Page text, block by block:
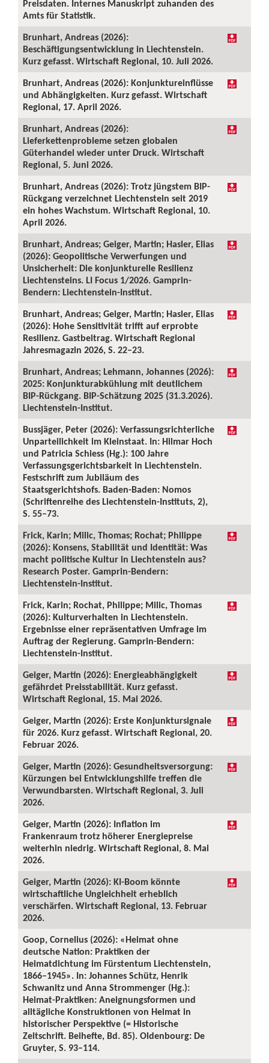
Preisdaten. Internes Manuskript zuhanden des
Amts für Statistik.
Brunhart, Andreas (2026):
Beschäftigungsentwicklung in Liechtenstein.
Kurz gefasst. Wirtschaft Regional, 10. Juli 2026.
Brunhart, Andreas (2026): Konjunktureinflüsse
und Abhängigkeiten. Kurz gefasst. Wirtschaft
Regional, 17. April 2026.
Brunhart, Andreas (2026):
Lieferkettenprobleme setzen globalen
Güterhandel wieder unter Druck. Wirtschaft
Regional, 5. Juni 2026.
Brunhart, Andreas (2026): Trotz jüngstem BIP-
Rückgang verzeichnet Liechtenstein seit 2019
ein hohes Wachstum. Wirtschaft Regional, 10.
April 2026.
Brunhart, Andreas; Geiger, Martin; Hasler, Elias
(2026): Geopolitische Verwerfungen und
Unsicherheit: Die konjunkturelle Resilienz
Liechtensteins. LI Focus 1/2026. Gamprin-
Bendern: Liechtenstein-Institut.
Brunhart, Andreas; Geiger, Martin; Hasler, Elias
(2026): Hohe Sensitivität trifft auf erprobte
Resilienz. Gastbeitrag. Wirtschaft Regional
Jahresmagazin 2026, S. 22–23.
Brunhart, Andreas; Lehmann, Johannes (2026):
2025: Konjunkturabkühlung mit deutlichem
BIP-Rückgang. BIP-Schätzung 2025 (31.3.2026).
Liechtenstein-Institut.
Bussjäger, Peter (2026): Verfassungsrichterliche
Unparteilichkeit im Kleinstaat. In: Hilmar Hoch
und Patricia Schiess (Hg.): 100 Jahre
Verfassungsgerichtsbarkeit in Liechtenstein.
Festschrift zum Jubiläum des
Staatsgerichtshofs. Baden-Baden: Nomos
(Schriftenreihe des Liechtenstein-Instituts, 2),
S. 55–73.
Frick, Karin; Milic, Thomas; Rochat; Philippe
(2026): Konsens, Stabilität und Identität: Was
macht politische Kultur in Liechtenstein aus?
Research Poster. Gamprin-Bendern:
Liechtenstein-Institut.
Frick, Karin; Rochat, Philippe; Milic, Thomas
(2026): Kulturverhalten in Liechtenstein.
Ergebnisse einer repräsentativen Umfrage im
Auftrag der Regierung. Gamprin-Bendern:
Liechtenstein-Institut.
Geiger, Martin (2026): Energieabhängigkeit
gefährdet Preisstabilität. Kurz gefasst.
Wirtschaft Regional, 15. Mai 2026.
Geiger, Martin (2026): Erste Konjunktursignale
für 2026. Kurz gefasst. Wirtschaft Regional, 20.
Februar 2026.
Geiger, Martin (2026): Gesundheitsversorgung:
Kürzungen bei Entwicklungshilfe treffen die
Verwundbarsten. Wirtschaft Regional, 3. Juli
2026.
Geiger, Martin (2026): Inflation im
Frankenraum trotz höherer Energiepreise
weiterhin niedrig. Wirtschaft Regional, 8. Mai
2026.
Geiger, Martin (2026): KI-Boom könnte
wirtschaftliche Ungleichheit erheblich
verschärfen. Wirtschaft Regional, 13. Februar
2026.
Goop, Cornelius (2026): «Heimat ohne
deutsche Nation: Praktiken der
Heimatdichtung im Fürstentum Liechtenstein,
1866–1945». In: Johannes Schütz, Henrik
Schwanitz und Anna Strommenger (Hg.):
Heimat-Praktiken: Aneignungsformen und
alltägliche Konstruktionen von Heimat in
historischer Perspektive (= Historische
Zeitschrift. Beihefte, Bd. 85). Oldenbourg: De
Gruyter, S. 93–114.